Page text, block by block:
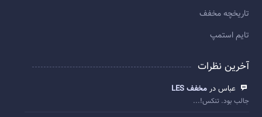
تاريخچه مخفف
تایم استمپ
آخرین نظرات
عباس در مخفف LES
جالب بود. تنکس!...